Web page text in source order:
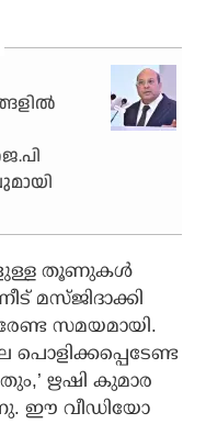
തൂണുകള്‍
മസ്ജിദാക്കി
സമയമായി.
ഋഷി കുമാര
ഈ വീഡിയോ